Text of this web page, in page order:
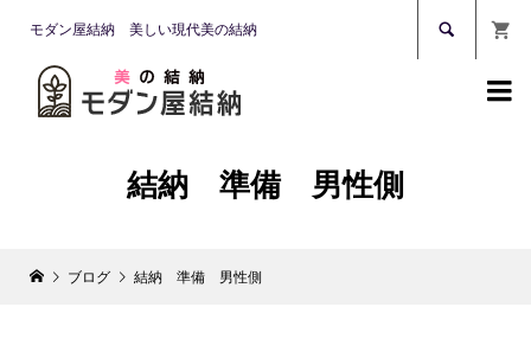
モダン屋結納 美しい現代美の結納 

結納 準備 男性側
ブログ 結納 準備 男性側